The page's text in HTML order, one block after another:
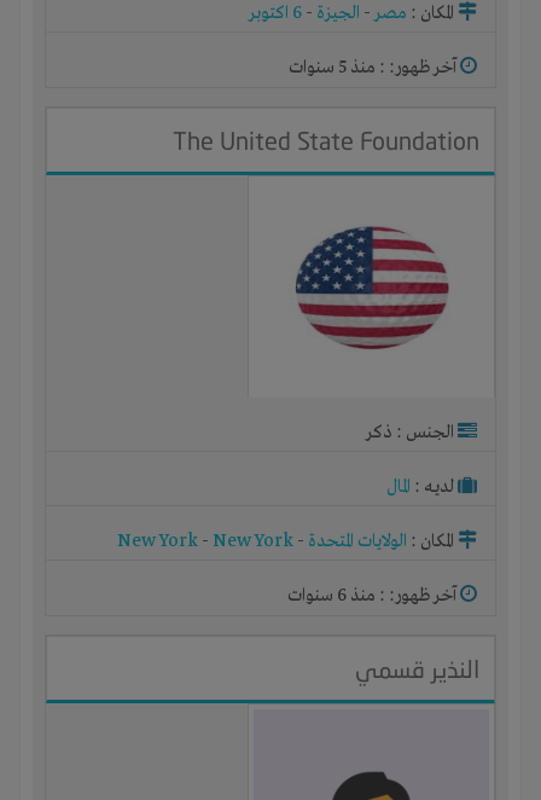
المكان : مصر- الجيزة - 6 اكتوبر
آخر ظهور: : منذ 5 سنوات
The United State Foundation
الجنس : ذكر
لديـه : المال
المكان : الولايات المتحدة -
New York - New York
آخر ظهور: : منذ 6 سنوات
النذير قسمي